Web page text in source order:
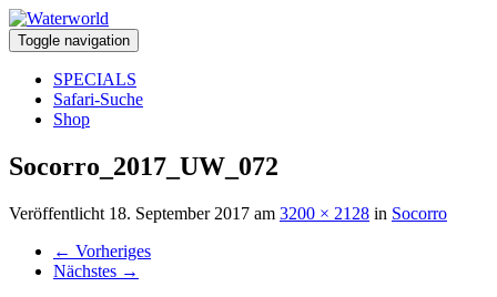
Toggle navigation
SPECIALS
Safari-Suche
Shop
Socorro_2017_UW_072
Veröffentlicht 18. September 2017 am 3200 × 2128 in Socorro
← Vorheriges
Nächstes →